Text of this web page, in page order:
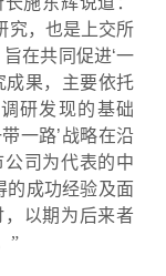
究，也是上交所
在共同促进‘一
成果，主要依托
研发现的基础
一路’战略在沿
司为代表的中
的成功经验及面
，以期为后来者
”